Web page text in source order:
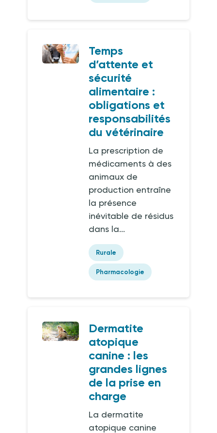
Temps
d’attente et
sécurité
alimentaire :
obligations et
responsabilités
du vétérinaire
La prescription de
médicaments à des
animaux de
production entraîne
la présence
inévitable de résidus
dans la...
Rurale
Pharmacologie
Dermatite
atopique
canine : les
grandes lignes
de la prise en
charge
La dermatite
atopique canine